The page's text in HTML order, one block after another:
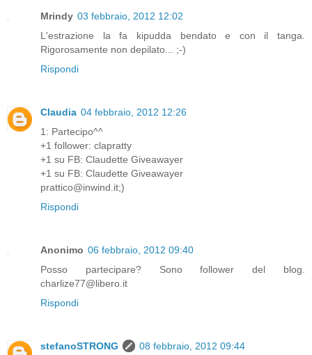
Mrindy 03 febbraio, 2012 12:02
L'estrazione la fa kipudda bendato e con il tanga.
Rigorosamente non depilato... ;-)
Rispondi
Claudia 04 febbraio, 2012 12:26
1: Partecipo^^
+1 follower: clapratty
+1 su FB: Claudette Giveawayer
+1 su FB: Claudette Giveawayer
prattico@inwind.it;)
Rispondi
Anonimo 06 febbraio, 2012 09:40
Posso partecipare? Sono follower del blog.
charlize77@libero.it
Rispondi
stefanoSTRONG
08 febbraio, 2012 09:44